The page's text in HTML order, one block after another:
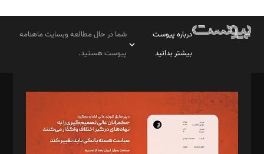
درباره پیوست
بیشتر بدانید
شما در حال مطالعه وبسایت ماهنامه
پیوست هستید.
مدیر مسئول: محمدباقر اثنی‌عشری
سردبیر: مهرک محمودی
دبیر تحریریه: میثم قاسمی
د‌بیر ناداستان: سمانه سمیع